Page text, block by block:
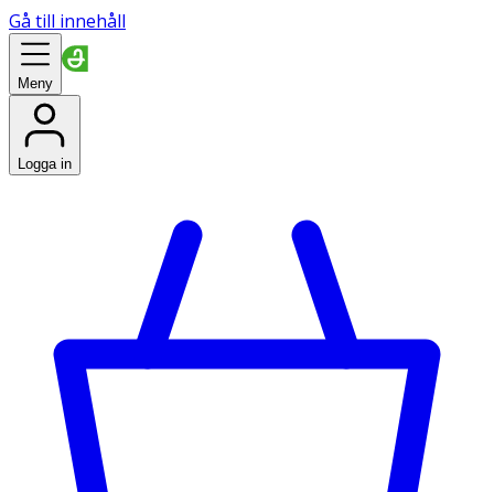
Gå till innehåll
Meny
Logga in